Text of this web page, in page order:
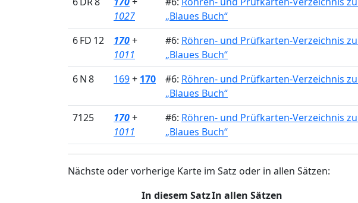
1027
„Blaues Buch“
6 FD 12 170+
1011
#6: Röhren- und Prüfkarten-Verzeichnis
„Blaues Buch“
6 N 8 169+ 170 #6: Röhren- und Prüfkarten-Verzeichnis
„Blaues Buch“
7125 170+
1011
#6: Röhren- und Prüfkarten-Verzeichnis
„Blaues Buch“
Nächste oder vorherige Karte im Satz oder in allen Sätzen:
In diesem SatzIn allen Sätzen